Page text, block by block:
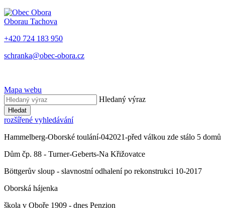
Oborau Tachova
+420 724 183 950
schranka@obec-obora.cz
Mapa webu
Hledaný výraz
Hledat
rozšířené vyhledávání
Hammelberg-Oborské toulání-042021-před válkou zde stálo 5 domů
Dům čp. 88 - Turner-Geberts-Na Křižovatce
Böttgerův sloup - slavnostní odhalení po rekonstrukci 10-2017
Oborská hájenka
škola v Oboře 1909 - dnes Penzion